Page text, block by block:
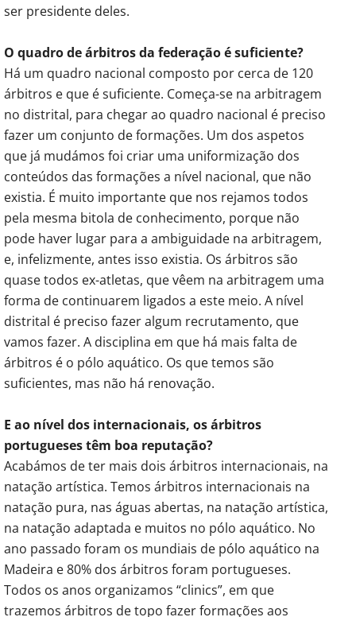
ser presidente deles.
O quadro de árbitros da federação é suficiente?
Há um quadro nacional composto por cerca de 120
árbitros e que é suficiente. Começa-se na arbitragem
no distrital, para chegar ao quadro nacional é preciso
fazer um conjunto de formações. Um dos aspetos
que já mudámos foi criar uma uniformização dos
conteúdos das formações a nível nacional, que não
existia. É muito importante que nos rejamos todos
pela mesma bitola de conhecimento, porque não
pode haver lugar para a ambiguidade na arbitragem,
e, infelizmente, antes isso existia. Os árbitros são
quase todos ex-atletas, que vêem na arbitragem uma
forma de continuarem ligados a este meio. A nível
distrital é preciso fazer algum recrutamento, que
vamos fazer. A disciplina em que há mais falta de
árbitros é o pólo aquático. Os que temos são
suficientes, mas não há renovação.
E ao nível dos internacionais, os árbitros
portugueses têm boa reputação?
Acabámos de ter mais dois árbitros internacionais, na
natação artística. Temos árbitros internacionais na
natação pura, nas águas abertas, na natação artística,
na natação adaptada e muitos no pólo aquático. No
ano passado foram os mundiais de pólo aquático na
Madeira e 80% dos árbitros foram portugueses.
Todos os anos organizamos “clinics”, em que
trazemos árbitros de topo fazer formações aos